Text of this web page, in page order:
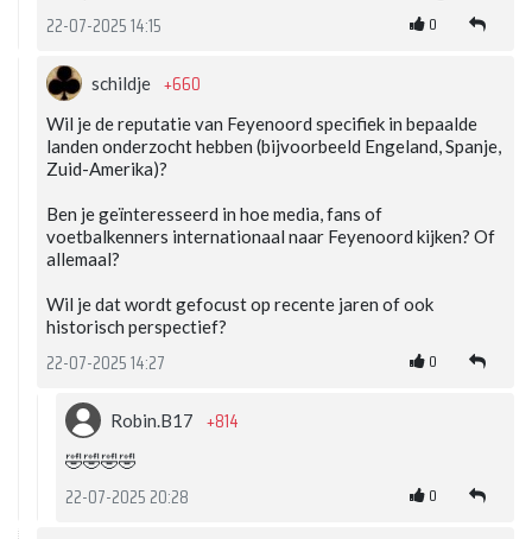
22-07-2025 14:15 0
schildje +660
Wil je de reputatie van Feyenoord specifiek in bepaalde
landen onderzocht hebben (bijvoorbeeld Engeland, Spanje,
Zuid-Amerika)?
Ben je geïnteresseerd in hoe media, fans of
voetbalkenners internationaal naar Feyenoord kijken? Of
allemaal?
Wil je dat wordt gefocust op recente jaren of ook
historisch perspectief?
22-07-2025 14:27 0
Robin.B17 +814
🤣🤣🤣🤣
22-07-2025 20:28 0